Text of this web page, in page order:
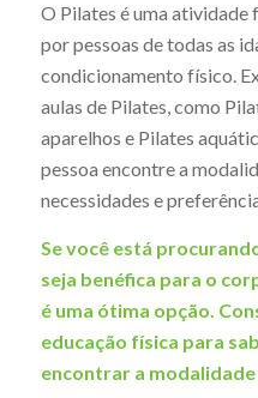
O Pilates é uma atividade
por pessoas de todas as
condicionamento físico.
aulas de Pilates, como
aparelhos e Pilates
pessoa encontre a
necessidades e
Se você está
seja benéfica para o
é uma ótima opção.
educação física para
encontrar a